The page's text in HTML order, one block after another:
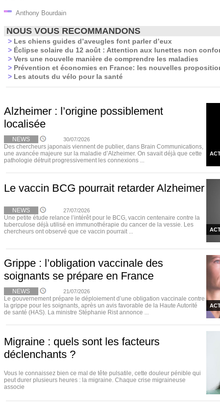
Anthony Bourdain
NOUS VOUS RECOMMANDONS
> Les chiens guides d’aveugles font parler d’eux
> Éclipse solaire du 12 août : Attention aux lunettes non
> Vers une nouvelle manière de comprendre les maladies
> Prévention et économies en France: les nouvelles
> Les atouts du vélo pour la santé
Alzheimer : l’origine possiblement
localisée
NEWS 30/07/2026
Des chercheurs japonais viennent de publier, dans Brain Communications,
une avancée majeure sur la maladie d’Alzheimer. On savait déjà que cette
pathologie détruit progressivement les connexions ...
Le vaccin BCG pourrait retarder Alzheimer
NEWS 27/07/2026
Une petite étude relance l’intérêt pour le BCG, vaccin centenaire contre la
tuberculose déjà utilisé en immunothérapie du cancer de la vessie. Les
chercheurs ont observé que ce vaccin pourrait ...
Grippe : l’obligation vaccinale des
soignants se prépare en France
NEWS 21/07/2026
Le gouvernement prépare le déploiement d’une obligation vaccinale contre
la grippe pour les soignants, après un avis favorable de la Haute Autorité
de santé (HAS). La ministre Stéphanie Rist annonce ...
Migraine : quels sont les facteurs
déclenchants ?
Vous le connaissez bien ce mal de tête pulsatile, cette douleur pénible qui
peut durer plusieurs heures : la migraine. Chaque crise migraineuse
associe